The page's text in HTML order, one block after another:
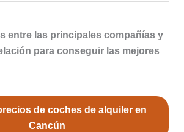
entre las principales compañías y
para conseguir las mejores
de coches de alquiler en
Cancún